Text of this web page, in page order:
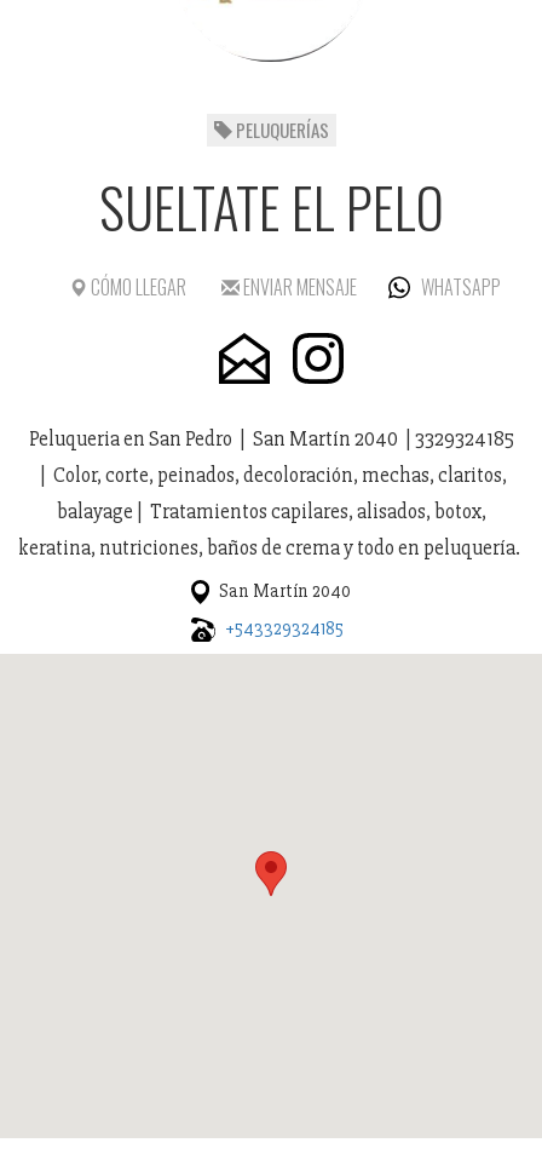
PELUQUERÍAS
SUELTATE EL PELO
CÓMO LLEGAR ENVIAR MENSAJE WHATSAPP
Peluqueria en San Pedro | San Martín 2040 | 3329324185
| Color, corte, peinados, decoloración, mechas, claritos,
balayage | Tratamientos capilares, alisados, botox,
keratina, nutriciones, baños de crema y todo en peluquería.
San Martín 2040
+543329324185